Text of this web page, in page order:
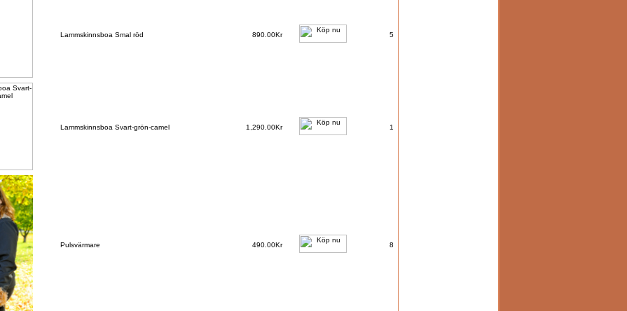
Lammskinnsboa Smal röd 890.00Kr 5
Lammskinnsboa Svart-grön-camel 1,290.00Kr 1
Pulsvärmare 490.00Kr 8